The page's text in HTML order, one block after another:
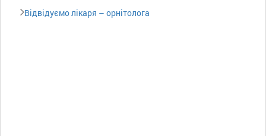
Відвідуємо лікаря – орнітолога